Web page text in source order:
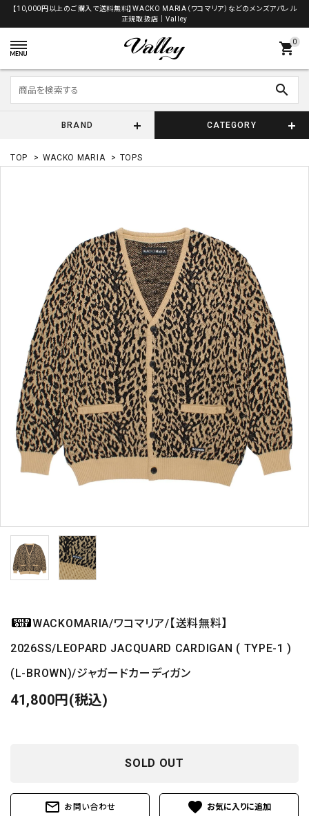
【10,000円以上のご購入で送料無料】WACKO MARIA（ワコマリア）などのメンズアパレル
正規取扱店│Valley
0
shopping_cart
search
BRAND CATEGORY
TOP > WACKO MARIA > TOPS
WACKOMARIA/ワコマリア/【送料無料】
2026SS/LEOPARD JACQUARD CARDIGAN ( TYPE-1 )
(L-BROWN)/ジャガードカーディガン
41,800円(税込)
SOLD OUT
mail_outline お問い合わせ favorite